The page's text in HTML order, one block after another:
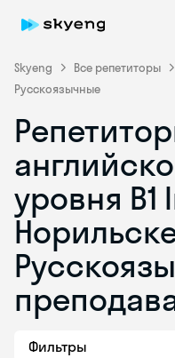
Skyeng Все репетиторы
Русскоязычные
уровня
Фильтры
Skyeng Chat